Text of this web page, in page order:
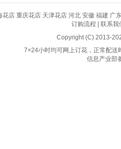
花店 重庆花店 天津花店 河北 安徽 福建 广
订购流程
联系我
Copyright (C) 2013-
7×24小时均可网上订花，正常配
信息产业部